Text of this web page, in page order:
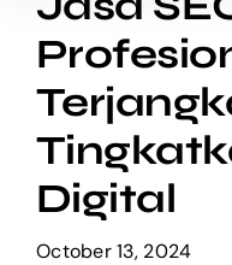
Digital
October 13, 2024